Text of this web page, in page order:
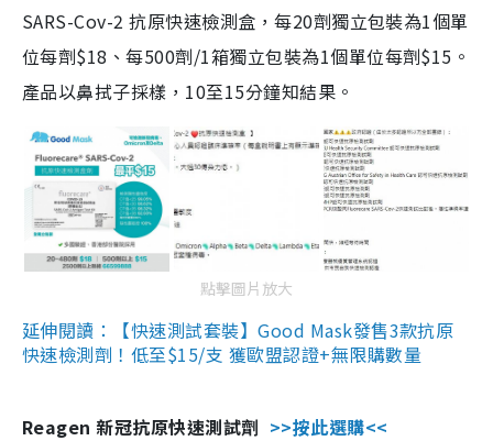
SARS-Cov-2 抗原快速檢測盒，每20劑獨立包裝為1個單
位每劑$18、每500劑/1箱獨立包裝為1個單位每劑$15。
產品以鼻拭子採樣，10至15分鐘知結果。
點擊圖片放大
延伸閱讀：【快速測試套裝】Good Mask發售3款抗原
快速檢測劑！低至$15/支 獲歐盟認證+無限購數量
Reagen 新冠抗原快速測試劑 >>按此選購<<